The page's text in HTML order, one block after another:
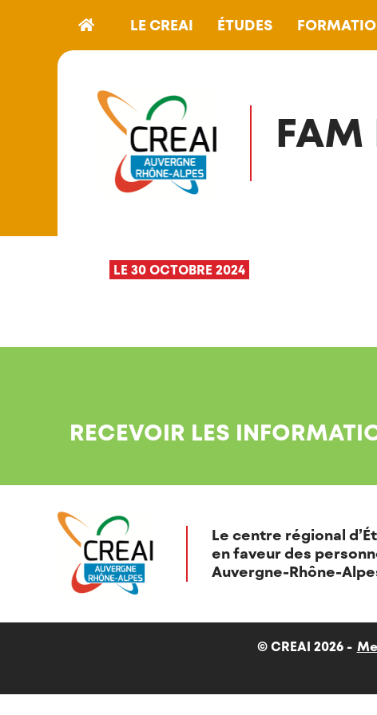
LE CREAI ÉTUDES
FAM
LE 30 OCTOBRE 2024
RECEVOIR LES
Le centre régional
en faveur des
Auvergne-Rhône-
© CREAI 2026 -